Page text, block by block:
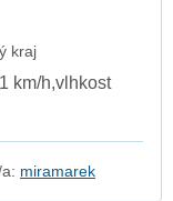
kraj
km/h,vlhkost
miramarek